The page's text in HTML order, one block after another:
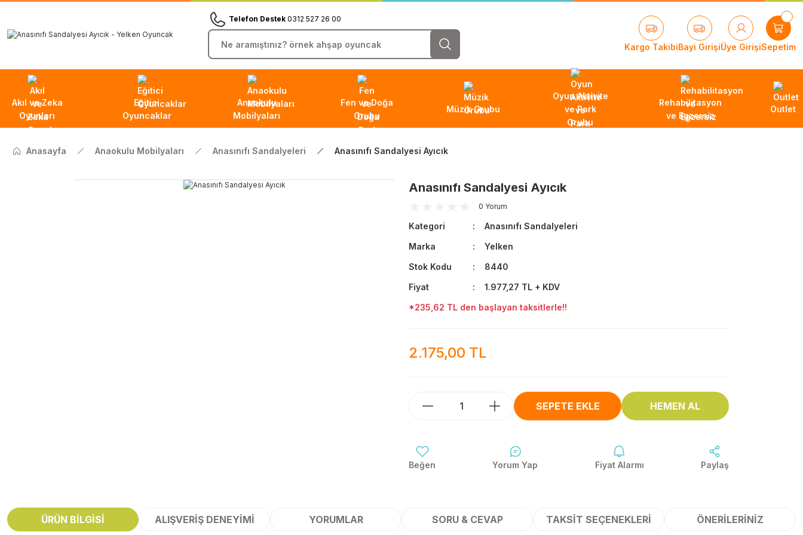
Telefon Destek 0312 527 26 00
Kargo TakibiBayi GirişiÜye GirişiSepetim
Akıl ve Zeka
Oyunları
Eğitici
Oyuncaklar
Anaokulu
Mobilyaları
Fen ve Doğa
Grubu
Müzik Grubu
Oyun Aktivite
ve Park
Grubu
Rehabilitasyon
ve Egzersiz
Outlet
Anasayfa Anaokulu Mobilyaları Anasınıfı Sandalyeleri Anasınıfı Sandalyesi Ayıcık
Anasınıfı Sandalyesi Ayıcık
0 Yorum
Kategori
Anasınıfı Sandalyeleri
Marka
Yelken
Stok Kodu
8440
Fiyat
1.977,27 TL + KDV
*235,62 TL den başlayan taksitlerle!!
2.175,00 TL
SEPETE EKLE HEMEN AL
Yorum Yap Fiyat Alarmı Paylaş
ÜRÜN BILGISI ALIŞVERIŞ DENEYIMI YORUMLAR SORU & CEVAP TAKSIT SEÇENEKLERI ÖNERILERINIZ